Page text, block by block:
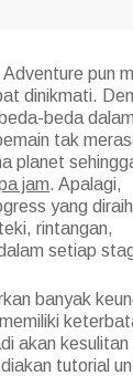
pun
dinikmati.
beda
tak
planet
jam. Apalagi,
yang
rintangan,
setiap
banyak
akan
tutorial